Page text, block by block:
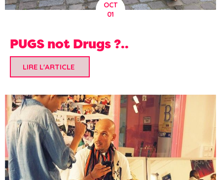
OCT
01
PUGS not Drugs ?..
LIRE L'ARTICLE